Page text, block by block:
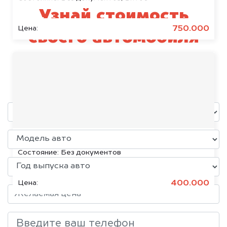
Цена: 750.000
Volkswagen Jetta, 2015
Состояние: Без документов
Цена: 400.000
Узнай стоимость
своего автомобиля